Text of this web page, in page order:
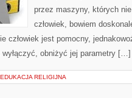
przez maszyny, których
człowiek, bowiem
człowiek jest pomocny,
obniżyć jej parametry […]
RELIGIJNA